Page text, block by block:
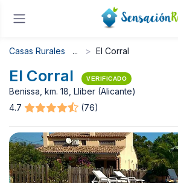
Casas Rurales El Corral
El Corral VERIFICADO
Benissa, km. 18, Lliber (Alicante)
4.7
(76)